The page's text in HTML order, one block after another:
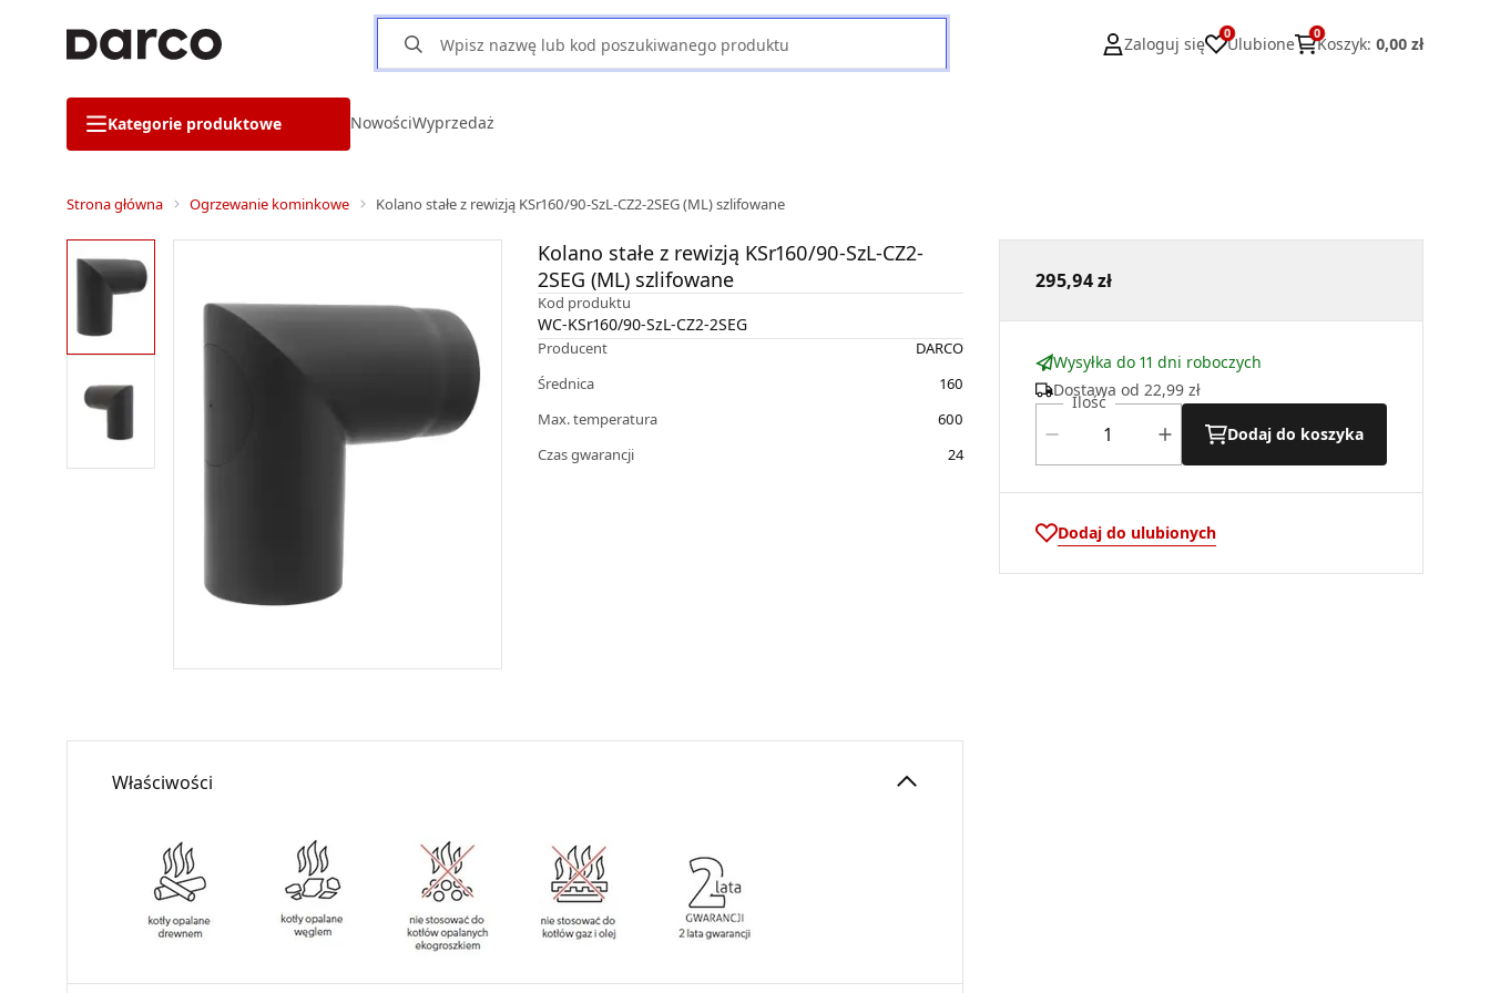
Zaloguj się
0
Ulubione
0
Koszyk: 0,00 zł
Kategorie produktowe NowościWyprzedaż
Strona główna Ogrzewanie kominkowe Kolano stałe z rewizją KSr160/90-SzL-CZ2-2SEG (ML) szlifowane
Kolano stałe z rewizją KSr160/90-SzL-CZ2-
2SEG (ML) szlifowane
Kod produktu
WC-KSr160/90-SzL-CZ2-2SEG
Producent
DARCO
Średnica
160
Max. temperatura
600
Czas gwarancji
24
295,94 zł
Wysyłka do 11 dni roboczych
Dostawa od 22,99 zł
Ilość
Dodaj do koszyka
Dodaj do ulubionych
Właściwości